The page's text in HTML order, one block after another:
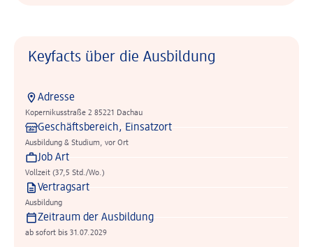
Keyfacts über die Ausbildung
Adresse
Kopernikusstraße 2 85221 Dachau
Geschäftsbereich, Einsatzort
Ausbildung & Studium, vor Ort
Job Art
Vollzeit (37,5 Std./Wo.)
Vertragsart
Ausbildung
Zeitraum der Ausbildung
ab sofort bis 31.07.2029